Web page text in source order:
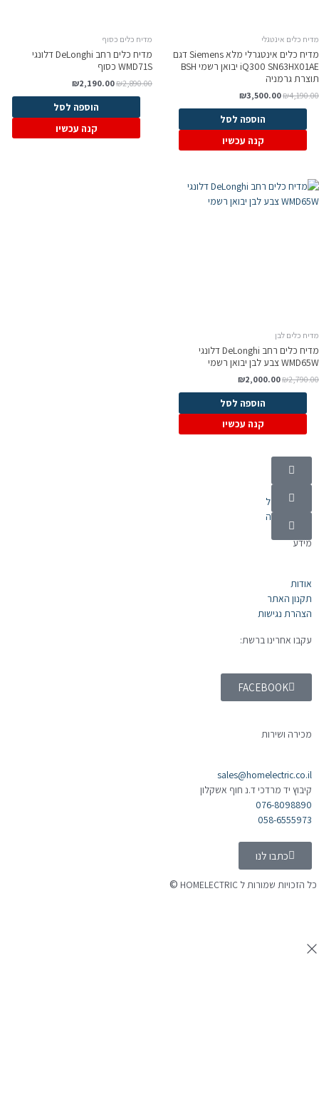
מדיח כלים אינטגלי
מדיח כלים אינטגרלי מלא Siemens דגם
iQ300 SN63HX01AE יבואן רשמי BSH
תוצרת גרמניה
₪4,190.00
₪3,500.00
הוספה לסל
קנה עכשיו
מדיח כלים כסוף
מדיח כלים רחב DeLonghi דלונגי
WMD71S כסוף
₪2,890.00
₪2,190.00
הוספה לסל
קנה עכשיו
מדיח כלים לבן
מדיח כלים רחב DeLonghi דלונגי
WMD65W צבע לבן יבואן רשמי
₪2,790.00
₪2,000.00
הוספה לסל
קנה עכשיו
קטגוריות
מוצרי חשמל
אלקטרוניקה
מידע
אודות
תקנון האתר
הצהרת נגישות
עקבו אחרינו ברשת:
FACEBOOK
מכירה ושירות
sales@homelectric.co.il
קיבוץ יד מרדכי ד.נ חוף אשקלון
076-8098890
058-6555973
כתבו לנו
כל הזכויות שמורות ל HOMELECTRIC ©